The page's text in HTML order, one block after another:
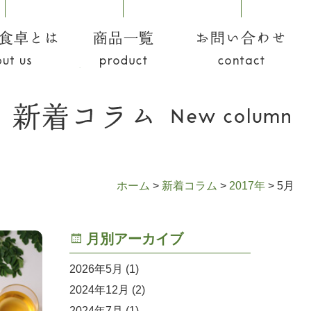
ホーム > 新着コラム > 2017年 > 5月
月別アーカイブ
2026年5月 (1)
2024年12月 (2)